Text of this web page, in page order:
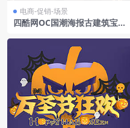
电商-促销-场景
四酷网OC国潮海报古建筑宝塔